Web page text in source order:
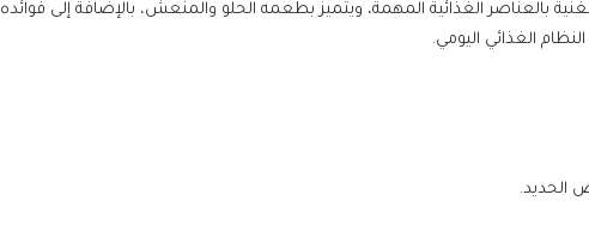
بالعناصر الغذائية المهمة، ويتميز بطعمه الحلو والمنعش، بالإضافة إلى فوائده
الغذائي اليومي.